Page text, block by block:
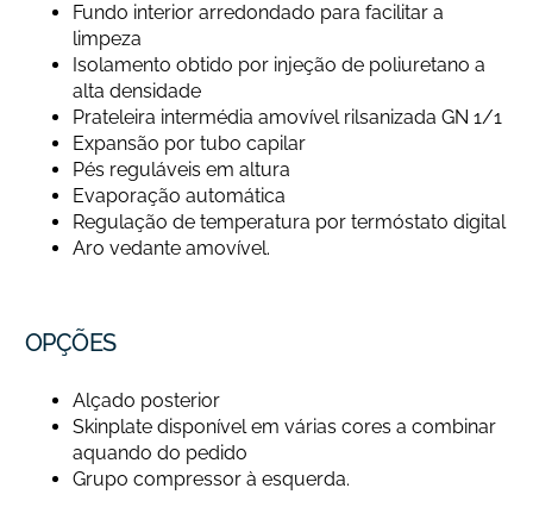
Fundo interior arredondado para facilitar a
limpeza
Isolamento obtido por injeção de poliuretano a
alta densidade
Prateleira intermédia amovível rilsanizada GN 1/1
Expansão por tubo capilar
Pés reguláveis em altura
Evaporação automática
Regulação de temperatura por termóstato digital
Aro vedante amovível.
OPÇÕES
Alçado posterior
Skinplate disponível em várias cores a combinar
aquando do pedido
Grupo compressor à esquerda.